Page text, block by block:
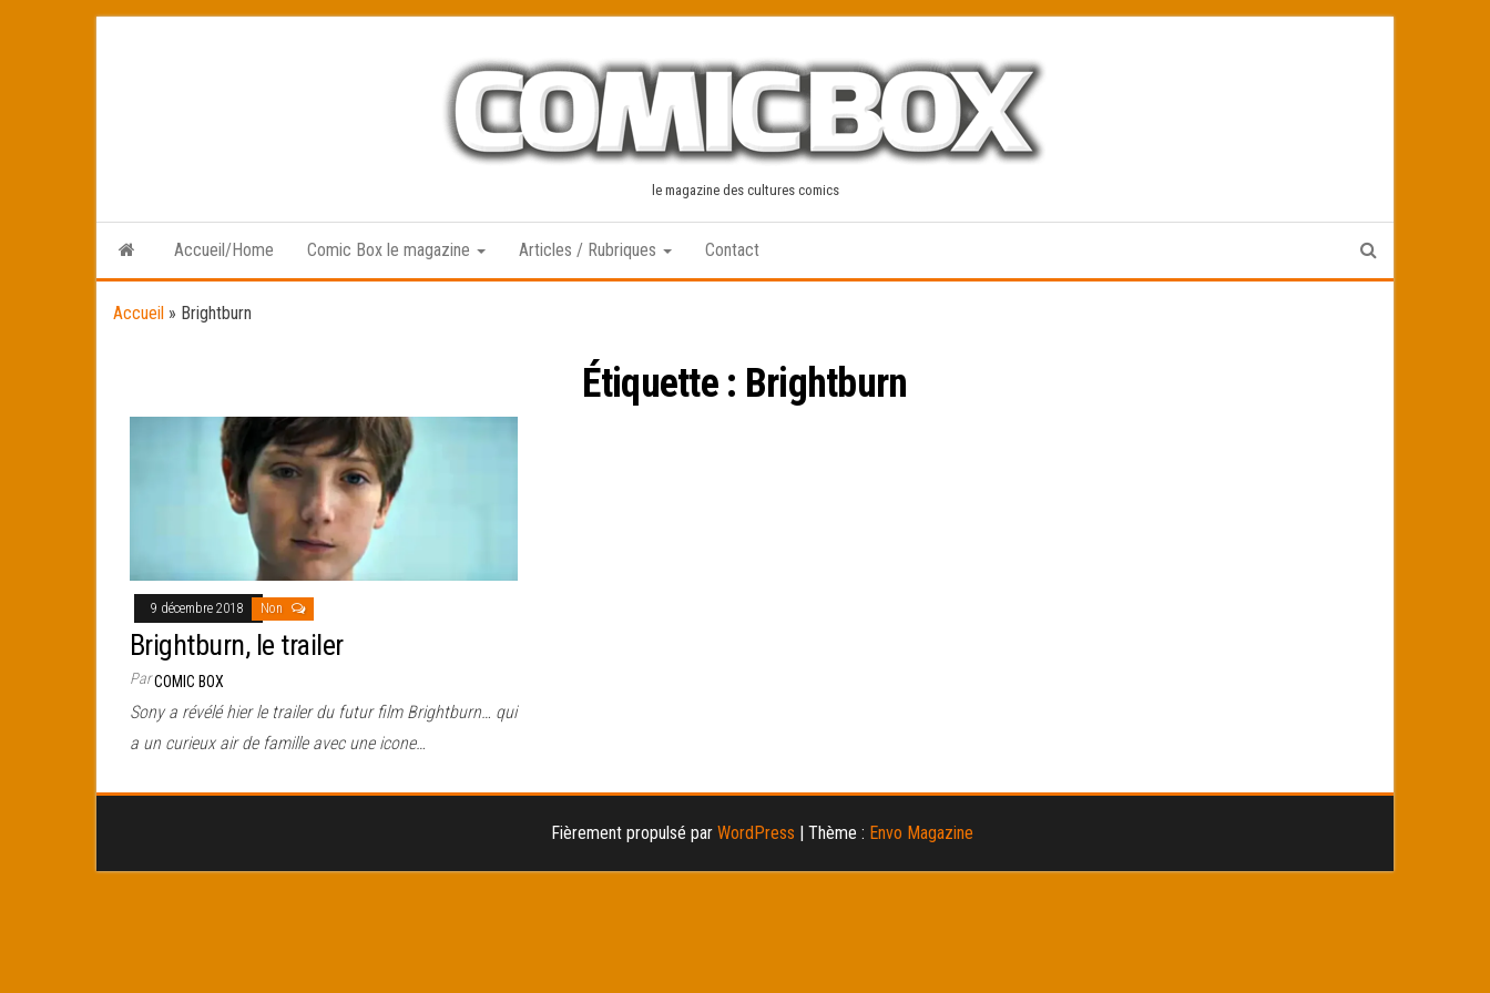
le magazine des cultures comics
Accueil/Home Comic Box le magazine Articles / Rubriques Contact
Accueil » Brightburn
Étiquette : Brightburn
9 décembre 2018 Non
Brightburn, le trailer
ParCOMIC BOX
Sony a révélé hier le trailer du futur film Brightburn… qui
a un curieux air de famille avec une icone…
Fièrement propulsé par WordPress | Thème : Envo Magazine